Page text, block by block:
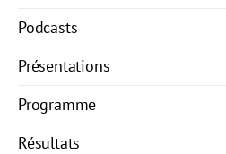
Podcasts
Présentations
Programme
Résultats